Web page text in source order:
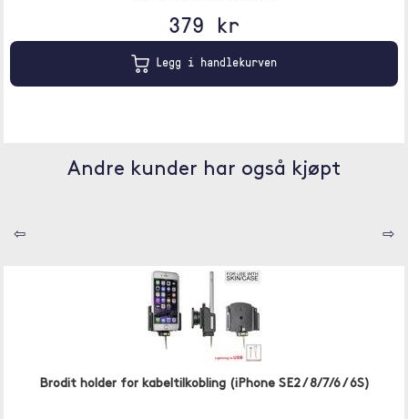
379 kr
Legg i handlekurven
Andre kunder har også kjøpt
⇦ ⇨
Brodit holder for kabeltilkobling (iPhone SE2 / 8/7/6 / 6S)